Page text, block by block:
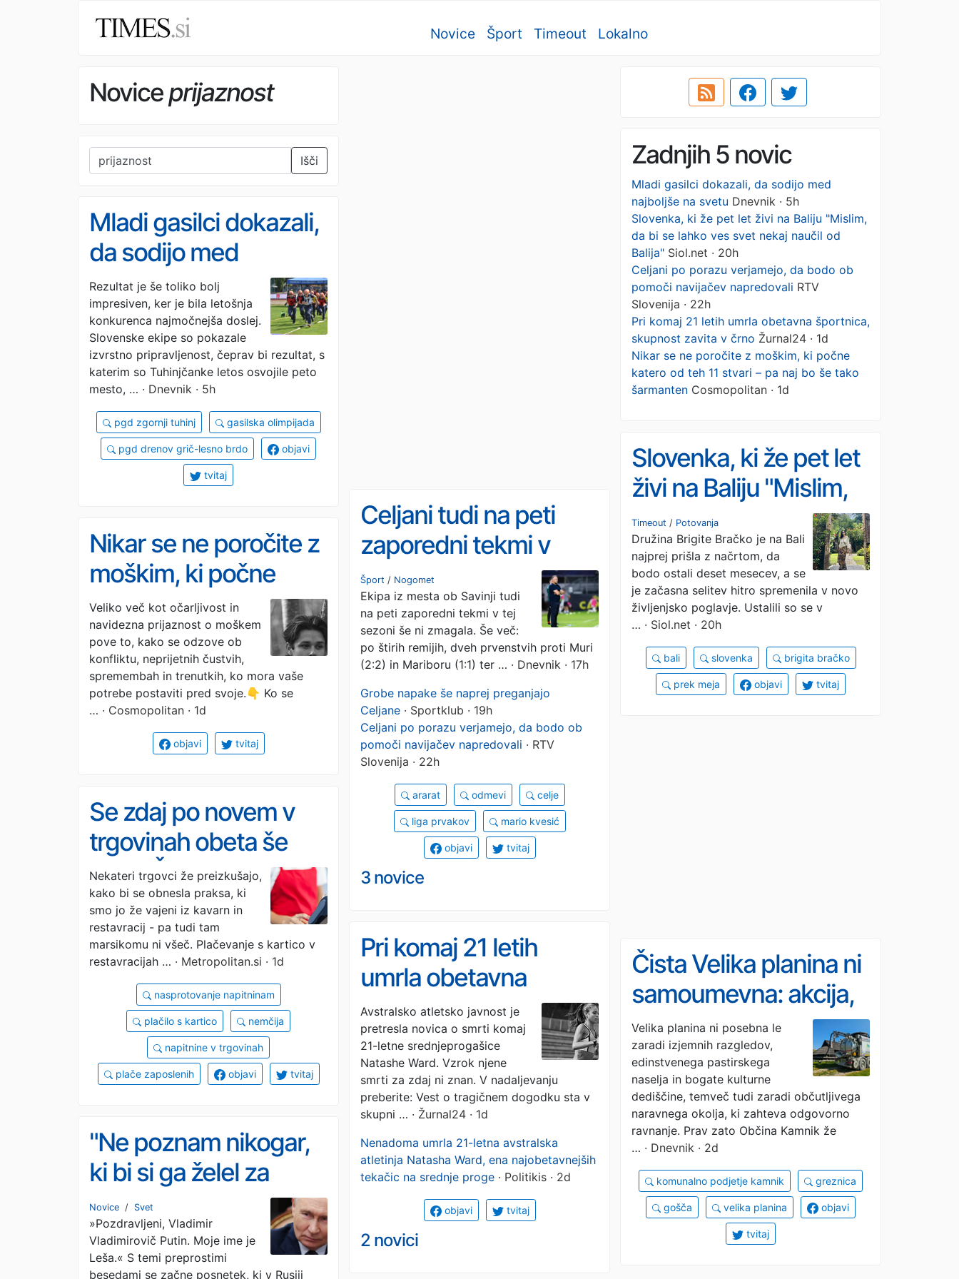
Novice Šport Timeout Lokalno
Noviceprijaznost
Išči Zadnjih 5 novic
Mladi gasilci dokazali, da sodijo med
najboljše na svetu Dnevnik · 5h
Slovenka, ki že pet let živi na Baliju "Mislim,
da bi se lahko ves svet nekaj naučil od
Balija" Siol.net · 20h
Celjani po porazu verjamejo, da bodo ob
pomoči navijačev napredovali RTV
Slovenija · 22h
Pri komaj 21 letih umrla obetavna športnica,
skupnost zavita v črno Žurnal24 · 1d
Nikar se ne poročite z moškim, ki počne
katero od teh 11 stvari – pa naj bo še tako
šarmanten Cosmopolitan · 1d
Mladi gasilci dokazali,
da sodijo med
najboljše na svetu
Rezultat je še toliko bolj
impresiven, ker je bila letošnja
konkurenca najmočnejša doslej.
Slovenske ekipe so pokazale
izvrstno pripravljenost, čeprav bi rezultat, s
katerim so Tuhinjčanke letos osvojile peto
mesto, … · Dnevnik · 5h
pgd zgornji tuhinj gasilska olimpijada
pgd drenov grič-lesno brdo objavi
tvitaj
Slovenka, ki že pet let
živi na Baliju "Mislim,
da bi se lahko ves svet
nekaj naučil od Balija"
Timeout / Potovanja
Družina Brigite Bračko je na Bali
najprej prišla z načrtom, da
bodo ostali deset mesecev, a se
je začasna selitev hitro spremenila v novo
življenjsko poglavje. Ustalili so se v
… · Siol.net · 20h
bali slovenka brigita bračko
prek meja objavi tvitaj
Celjani tudi na peti
zaporedni tekmi v
sezoni brez zmage
Šport / Nogomet
Ekipa iz mesta ob Savinji tudi
na peti zaporedni tekmi v tej
sezoni še ni zmagala. Še več:
po štirih remijih, dveh prvenstvih proti Muri
(2:2) in Mariboru (1:1) ter … · Dnevnik · 17h
Grobe napake še naprej preganjajo
Celjane · Sportklub · 19h
Celjani po porazu verjamejo, da bodo ob
pomoči navijačev napredovali · RTV
Slovenija · 22h
ararat odmevi celje
liga prvakov mario kvesić
objavi tvitaj
3 novice
Nikar se ne poročite z
moškim, ki počne
katero od teh 11 stvari
– pa naj bo še tako
šarmanten
Veliko več kot očarljivost in
navidezna prijaznost o moškem
pove to, kako se odzove ob
konfliktu, neprijetnih čustvih,
spremembah in trenutkih, ko mora vaše
potrebe postaviti pred svoje.👇 Ko se
… · Cosmopolitan · 1d
objavi tvitaj
Se zdaj po novem v
trgovinah obeta še
tole?! Številni kupci
dvigujejo obrvi, saj to
pomeni, da bo v
denarnicah ostalo še
manj denarja
Nekateri trgovci že preizkušajo,
kako bi se obnesla praksa, ki
smo jo že vajeni iz kavarn in
restavracij - pa tudi tam
marsikomu ni všeč. Plačevanje s kartico v
restavracijah … · Metropolitan.si · 1d
nasprotovanje napitninam
plačilo s kartico nemčija
napitnine v trgovinah
plače zaposlenih objavi tvitaj
Pri komaj 21 letih
umrla obetavna
športnica, skupnost
zavita v črno
Avstralsko atletsko javnost je
pretresla novica o smrti komaj
21-letne srednjeprogašice
Natashe Ward. Vzrok njene
smrti za zdaj ni znan. V nadaljevanju
preberite: Vest o tragičnem dogodku sta v
skupni … · Žurnal24 · 1d
Nenadoma umrla 21-letna avstralska
atletinja Natasha Ward, ena najobetavnejših
tekačic na srednje proge · Politikis · 2d
objavi tvitaj
2 novici
Čista Velika planina ni
samoumevna: akcija,
ki je obiskovalci ne
vidijo, a jo narava
občuti
Velika planina ni posebna le
zaradi izjemnih razgledov,
edinstvenega pastirskega
naselja in bogate kulturne
dediščine, temveč tudi zaradi občutljivega
naravnega okolja, ki zahteva odgovorno
ravnanje. Prav zato Občina Kamnik že
… · Dnevnik · 2d
komunalno podjetje kamnik greznica
gošča velika planina objavi
tvitaj
"Ne poznam nikogar,
ki bi si ga želel za
predsednika" Mladi
ruski igralec v
viralnem videu
Novice / Svet
»Pozdravljeni, Vladimir
Vladimirovič Putin. Moje ime je
Leša.« S temi preprostimi
besedami se začne posnetek, ki v Rusiji